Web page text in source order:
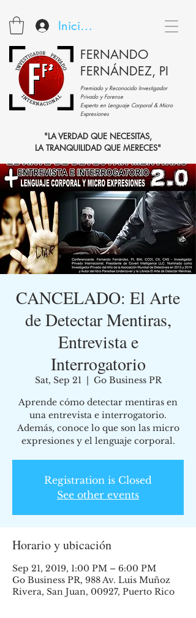
Iniciar sesión
FERNANDO
FERNÁNDEZ, PI
Premiado y Reconocido Investigador
Privado y Forense
Experto en Lenguaje Corporal & Micro
Expresiones
"LA VERDAD QUE NECESITAS,
LA TRANQUILIDAD QUE MERECES"
CANCELADO: El Arte
de Detectar Mentiras,
Entrevista e
Interrogatorio
Sat, Sep 21
  |
Go Business PR
Aprende cómo detectar mentiras en
una entrevista e interrogatorio.
Además, conoce lo que son las micro
expresiones y el lenguaje corporal.
Registration is Closed
See other events
Horario y ubicación
Sep 21, 2019, 1:00 PM – 6:00 PM
Go Business PR, 988 Av. Luis Muñoz
Rivera, San Juan, 00927, Puerto Rico